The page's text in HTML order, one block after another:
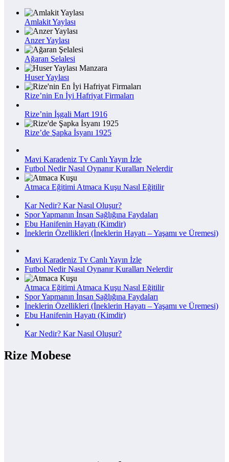
Amlakit Yaylası
Anzer Yaylası
Ağaran Şelalesi
Huser Yaylası
Rize’nin En İyi Hafriyat Firmaları
Rize’nin İşgali Mart 1916
Rize’de Şapka İsyanı 1925
Mavi Karadeniz Tv Canlı Yayın İzle
Futbol Nedir Nasıl Oynanır Kuralları Nelerdir
Atmaca Eğitimi Atmaca Kuşu Nasıl Eğitilir
Kar Nedir? Kar Nasıl Oluşur?
Spor Yapmanın İnsan Sağlığına Faydaları
Ebu Hanifenin Hayatı (Kimdir)
İneklerin Özellikleri (İneklerin Hayatı – Yaşamı ve Üremesi)
Mavi Karadeniz Tv Canlı Yayın İzle
Futbol Nedir Nasıl Oynanır Kuralları Nelerdir
Atmaca Eğitimi Atmaca Kuşu Nasıl Eğitilir
Spor Yapmanın İnsan Sağlığına Faydaları
İneklerin Özellikleri (İneklerin Hayatı – Yaşamı ve Üremesi)
Ebu Hanifenin Hayatı (Kimdir)
Kar Nedir? Kar Nasıl Oluşur?
Rize Mobese